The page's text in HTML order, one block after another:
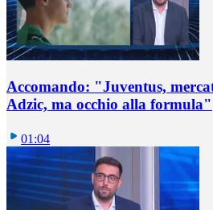
Accomando: "Juventus,
Adzic, ma occhio alla formula"
01:04